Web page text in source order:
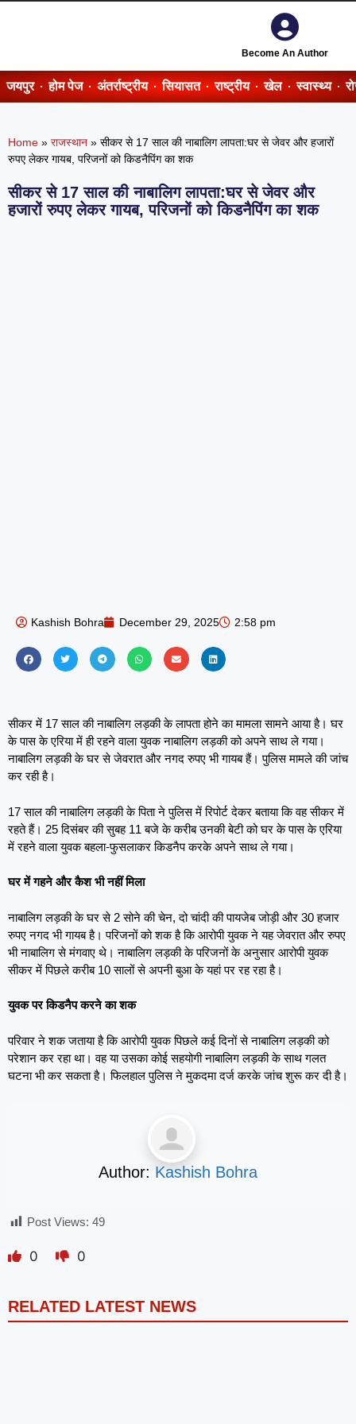
Become An Author
जयपुर होम पेज अंतर्राष्ट्रीय सियासत राष्ट्रीय खेल स्वास्थ्य
Home » राजस्थान » सीकर से 17 साल की नाबालिग लापता:घर से जेवर और हजारों
रुपए लेकर गायब, परिजनों को किडनैपिंग का शक
सीकर से 17 साल की नाबालिग लापता:घर से जेवर और
हजारों रुपए लेकर गायब, परिजनों को किडनैपिंग का शक
Kashish Bohra December 29, 2025 2:58 pm
सीकर में 17 साल की नाबालिग लड़की के लापता होने का मामला सामने आया है। घर
के पास के एरिया में ही रहने वाला युवक नाबालिग लड़की को अपने साथ ले गया।
नाबालिग लड़की के घर से जेवरात और नगद रुपए भी गायब हैं। पुलिस मामले की जांच
कर रही है।
17 साल की नाबालिग लड़की के पिता ने पुलिस में रिपोर्ट देकर बताया कि वह सीकर में
रहते हैं। 25 दिसंबर की सुबह 11 बजे के करीब उनकी बेटी को घर के पास के एरिया
में रहने वाला युवक बहला-फुसलाकर किडनैप करके अपने साथ ले गया।
घर में गहने और कैश भी नहीं मिला
नाबालिग लड़की के घर से 2 सोने की चेन, दो चांदी की पायजेब जोड़ी और 30 हजार
रुपए नगद भी गायब है। परिजनों को शक है कि आरोपी युवक ने यह जेवरात और रुपए
भी नाबालिग से मंगवाए थे। नाबालिग लड़की के परिजनों के अनुसार आरोपी युवक
सीकर में पिछले करीब 10 सालों से अपनी बुआ के यहां पर रह रहा है।
युवक पर किडनैप करने का शक
परिवार ने शक जताया है कि आरोपी युवक पिछले कई दिनों से नाबालिग लड़की को
परेशान कर रहा था। वह या उसका कोई सहयोगी नाबालिग लड़की के साथ गलत
घटना भी कर सकता है। फिलहाल पुलिस ने मुकदमा दर्ज करके जांच शुरू कर दी है।
Author: Kashish Bohra
Post Views: 49
0 0
RELATED LATEST NEWS